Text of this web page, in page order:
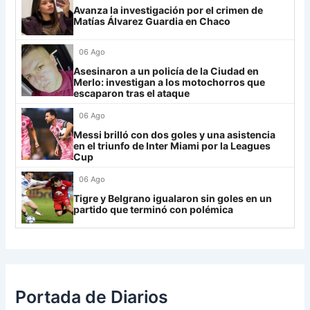
Lanús
Always Ready
Grupo H
IDV
Rosario Central
UCV FC
29 Aldosivi
30 Estudiantes RC 18 -21
Avanza la investigación por el crimen de
Matías Álvarez Guardia en Chaco
06 Ago
Asesinaron a un policía de la Ciudad en
Merlo: investigan a los motochorros que
escaparon tras el ataque
06 Ago
Messi brilló con dos goles y una asistencia
en el triunfo de Inter Miami por la Leagues
Cup
06 Ago
Tigre y Belgrano igualaron sin goles en un
partido que terminó con polémica
Portada de Diarios